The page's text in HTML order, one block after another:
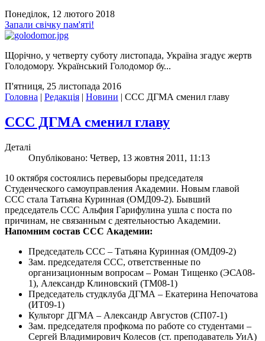
Понеділок, 12 лютого 2018
Запали свічку пам'яті!
Щорічно, у четверту суботу листопада, Україна згадує жертв
Голодомору. Український Голодомор бу...
П'ятниця, 25 листопада 2016
Головна | Редакція | Новини | ССC ДГМА сменил главу
ССC ДГМА сменил главу
Деталі
Опубліковано: Четвер, 13 жовтня 2011, 11:13
10 октября состоялись перевыборы председателя
Студенческого самоуправления Академии. Новым главой
ССC стала Татьяна Куринная (ОМД09-2). Бывший
председатель ССС Альфия Гарифулина ушла с поста по
причинам, не связанным с деятельностью Академии.
Напомним состав ССC Академии:
Председатель ССC – Татьяна Куринная (ОМД09-2)
Зам. председателя ССC, ответственные по
организационным вопросам – Роман Тищенко (ЭСА08-
1), Александр Клиновский (ТМ08-1)
Председатель студклуба ДГМА – Екатерина Непочатова
(ИТ09-1)
Культорг ДГМА – Александр Августов (СП07-1)
Зам. председателя профкома по работе со студентами –
Сергей Владимирович Колесов (ст. преподаватель УиА)